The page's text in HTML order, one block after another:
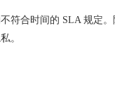
符合时间的 SLA 规定。
。